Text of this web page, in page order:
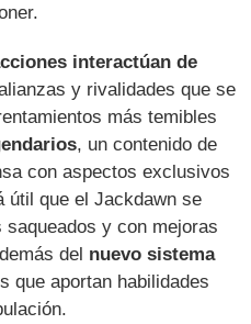
interactúan de
y rivalidades que se
más temibles
, un contenido de
con aspectos exclusivos
útil que el Jackdawn se
y con mejoras
del nuevo sistema
que aportan habilidades